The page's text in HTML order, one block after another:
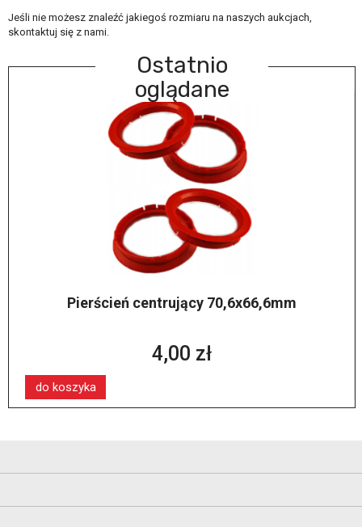
Jeśli nie możesz znaleźć jakiegoś rozmiaru na naszych aukcjach,
skontaktuj się z nami.
Ostatnio
oglądane
Pierścień centrujący 70,6x66,6mm
4,00 zł
do koszyka